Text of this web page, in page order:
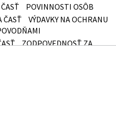
POVINNOSTI OSÔB
ČASŤ
VÝDAVKY NA OCHRANU
ZODPOVEDNOSŤ ZA